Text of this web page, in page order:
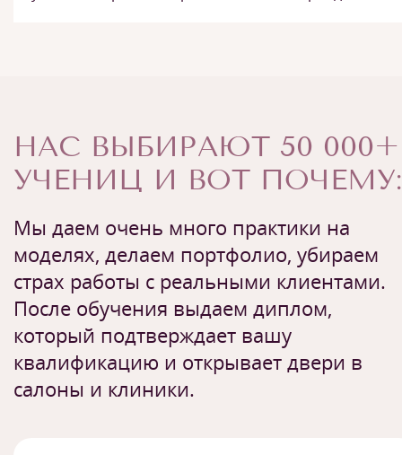
НАС ВЫБИРАЮТ 50 000+
УЧЕНИЦ И ВОТ ПОЧЕМУ:
Мы даем очень много практики на
моделях, делаем портфолио, убираем
страх работы с реальными клиентами.
После обучения выдаем диплом,
который подтверждает вашу
квалификацию и открывает двери в
салоны и клиники.